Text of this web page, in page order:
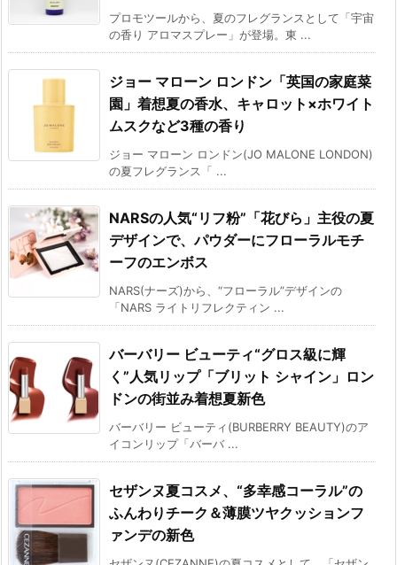
プロモツールから、夏のフレグランスとして「宇宙
の香り アロマスプレー」が登場。東 ...
ジョー マローン ロンドン「英国の家庭菜
園」着想夏の香水、キャロット×ホワイト
ムスクなど3種の香り
ジョー マローン ロンドン(JO MALONE LONDON)
の夏フレグランス「 ...
NARSの人気“リフ粉”「花びら」主役の夏
デザインで、パウダーにフローラルモチ
ーフのエンボス
NARS(ナーズ)から、“フローラル”デザインの
「NARS ライトリフレクティン ...
バーバリー ビューティ“グロス級に輝
く”人気リップ「ブリット シャイン」ロン
ドンの街並み着想夏新色
バーバリー ビューティ(BURBERRY BEAUTY)のア
イコンリップ「バーバ ...
セザンヌ夏コスメ、“多幸感コーラル”の
ふんわりチーク＆薄膜ツヤクッションフ
ァンデの新色